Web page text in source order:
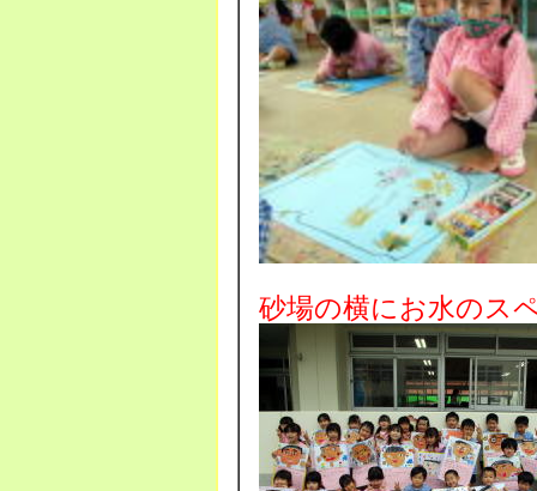
砂場の横にお水のス